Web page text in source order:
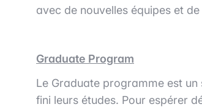
avec de nouvelles équipes et
Graduate Program
Le Graduate programme est
fini leurs études. Pour espérer